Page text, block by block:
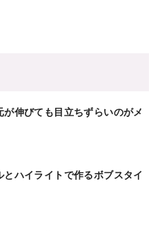
が伸びても目立ちずらいのがメ
とハイライトで作るボブスタイ